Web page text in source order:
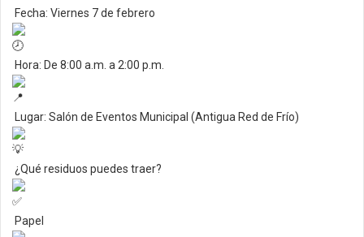
Fecha: Viernes 7 de febrero
Hora: De 8:00 a.m. a 2:00 p.m.
Lugar: Salón de Eventos Municipal (Antigua Red de Frío)
¿Qué residuos puedes traer?
Papel